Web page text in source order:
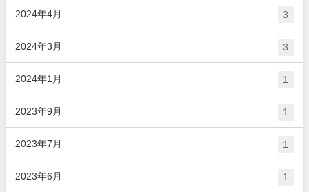
2024年4月 3
2024年3月 3
2024年1月 1
2023年9月 1
2023年7月 1
2023年6月 1